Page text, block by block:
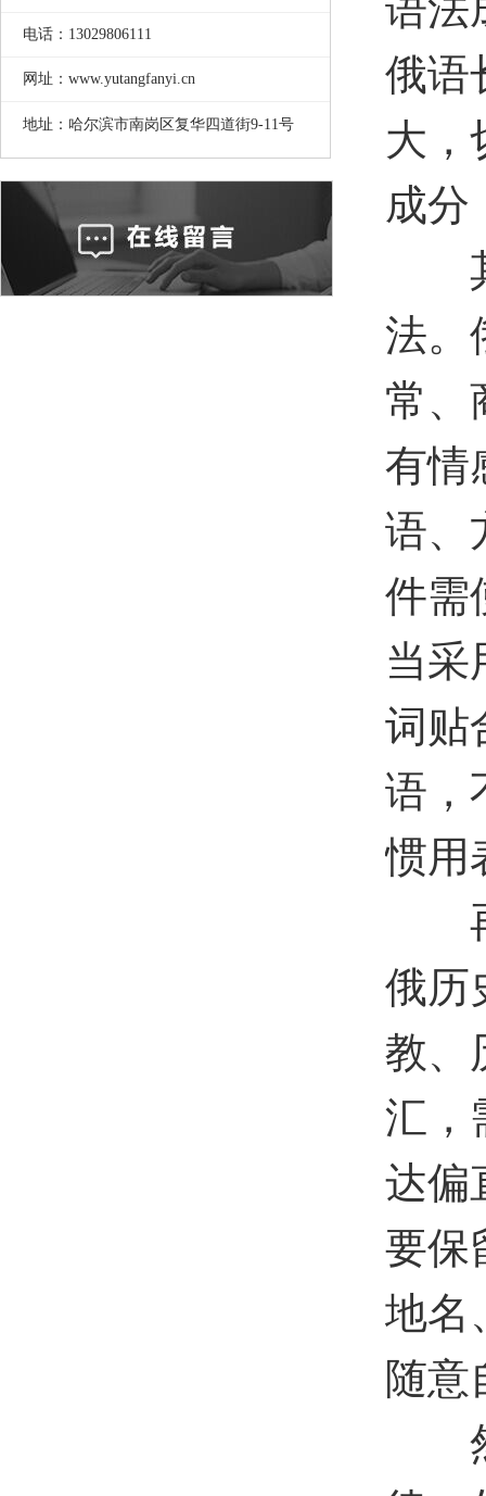
电话：13029806111
网址：www.yutangfanyi.cn
地址：哈尔滨市南岗区复华四道街9-11号
俄语
大，
成分
其
法。
常、
有情
语、
件需
当采
词贴
语，
惯用
再
俄历
教、
汇，
达偏
要保
地名
随意
然